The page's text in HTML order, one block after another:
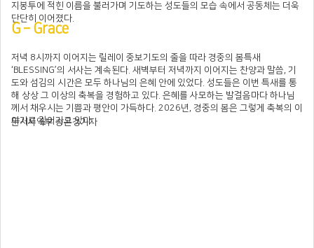
지봉투에 적힌 이름을 불러가며 기도하는 성도들의 모습 속에서 공동체는 더욱
단단히 이어졌다.
G – Grace
저녁 8시까지 이어지는 릴레이 중보기도의 줄을 따라 경중의 봄특새
‘BLESSING’의 서사는 계속된다. 새벽부터 저녁까지 이어지는 찬양과 말씀, 기
도와 섬김의 시간은 모두 하나님의 은혜 안에 있었다. 성도들은 이번 특새를 통
해 상상 그 이상의 축복을 경험하고 있다. 은혜를 사모하는 발걸음마다 하나님
께서 채우시는 기쁨과 평안이 가득하다. 2026년, 경중의 봄은 그렇게 축복의 이
야기로 깊어가고 있다.
문서사역부 송은경기자